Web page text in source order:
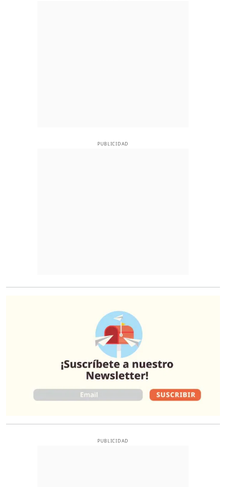
PUBLICIDAD
PUBLICIDAD